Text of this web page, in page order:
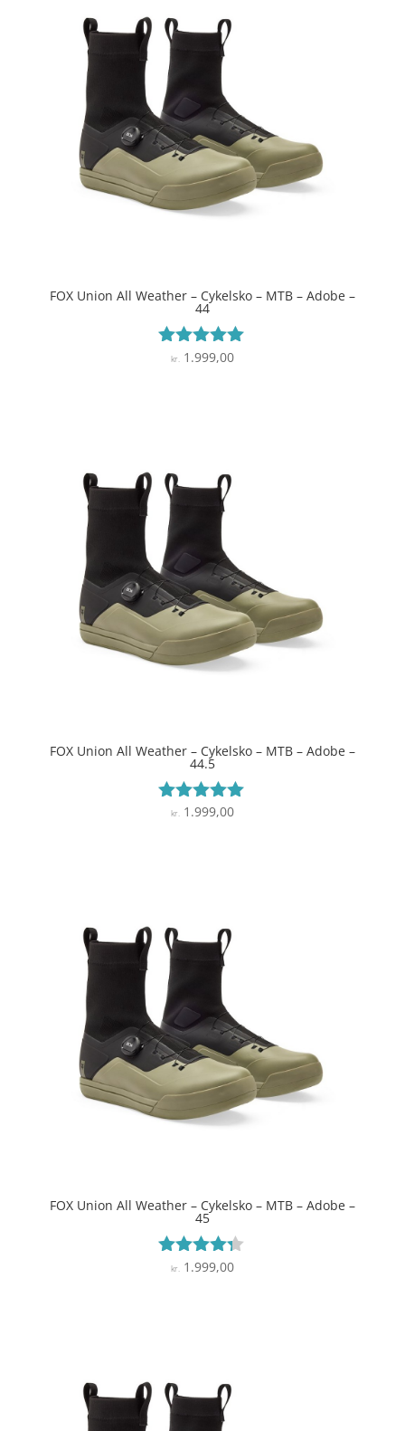
FOX Union All Weather – Cykelsko – MTB – Adobe –
44
Vurderet
kr. 1.999,00
FOX Union All Weather – Cykelsko – MTB – Adobe –
44.5
Vurderet
kr.1.999,00
FOX Union All Weather – Cykelsko – MTB – Adobe –
45
Vurderet
kr. 1.999,00